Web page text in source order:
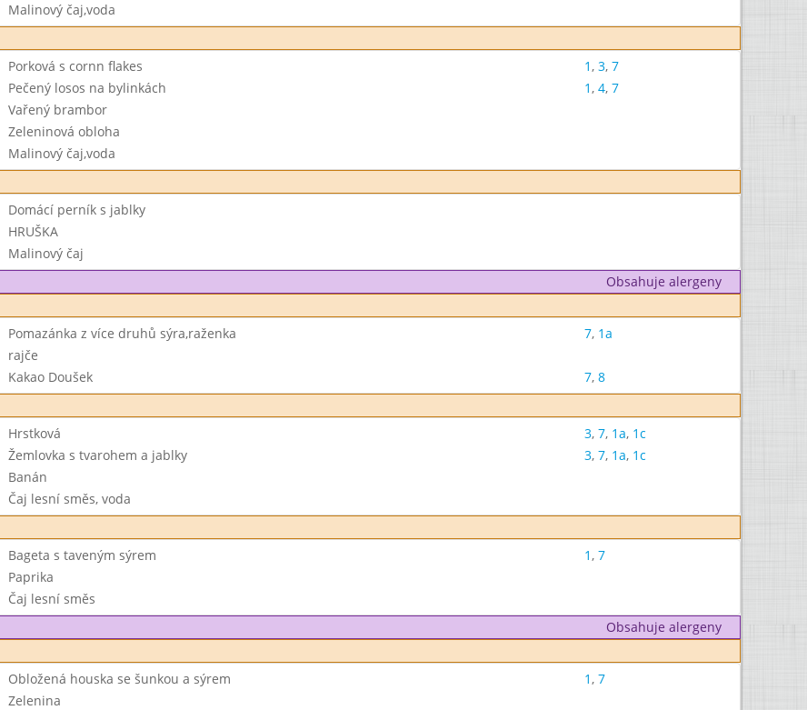
Malinový čaj,voda
Porková s cornn flakes 1, 3, 7
Pečený losos na bylinkách 1, 4, 7
Vařený brambor
Zeleninová obloha
Malinový čaj,voda
Domácí perník s jablky
HRUŠKA
Malinový čaj
Obsahuje alergeny
Pomazánka z více druhů sýra,raženka 7, 1a
rajče
Kakao Doušek 7, 8
Hrstková 3, 7, 1a, 1c
Žemlovka s tvarohem a jablky 3, 7, 1a, 1c
Banán
Čaj lesní směs, voda
Bageta s taveným sýrem 1, 7
Paprika
Čaj lesní směs
Obsahuje alergeny
Obložená houska se šunkou a sýrem 1, 7
Zelenina